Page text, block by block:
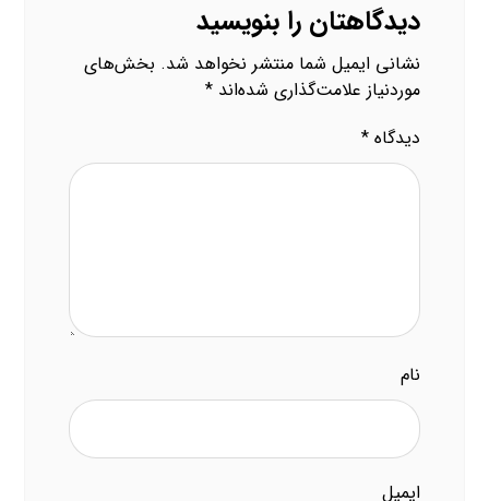
دیدگاهتان را بنویسید
نشانی ایمیل شما منتشر نخواهد شد. بخش‌های
موردنیاز علامت‌گذاری شده‌اند*
دیدگاه*
نام
ایمیل